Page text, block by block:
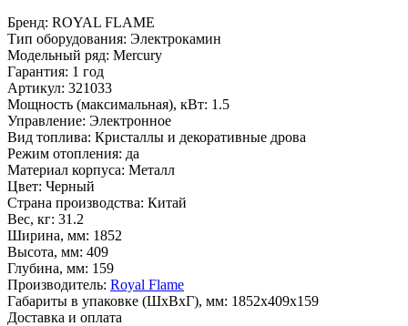
Бренд: ROYAL FLAME
Тип оборудования: Электрокамин
Модельный ряд: Mercury
Гарантия: 1 год
Артикул: 321033
Мощность (максимальная), кВт: 1.5
Управление: Электронное
Вид топлива: Кристаллы и декоративные дрова
Режим отопления: да
Материал корпуса: Металл
Цвет: Черный
Страна производства: Китай
Вес, кг: 31.2
Ширина, мм: 1852
Высота, мм: 409
Глубина, мм: 159
Производитель: Royal Flame
Габариты в упаковке (ШxВxГ), мм: 1852x409x159
Доставка и оплата